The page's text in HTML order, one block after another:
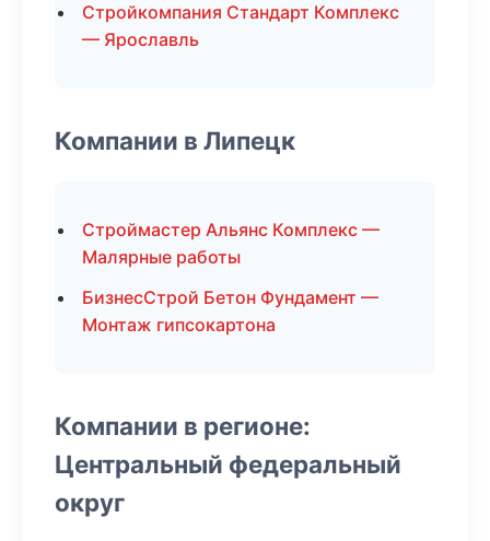
Стройкомпания Стандарт Комплекс
— Ярославль
Компании в Липецк
Строймастер Альянс Комплекс —
Малярные работы
БизнесСтрой Бетон Фундамент —
Монтаж гипсокартона
Компании в регионе:
Центральный федеральный
округ